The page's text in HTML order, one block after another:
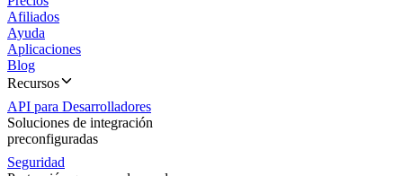
Afiliados
Ayuda
Aplicaciones
Blog
Recursos
API para Desarrolladores
Soluciones de integración
preconfiguradas
Seguridad